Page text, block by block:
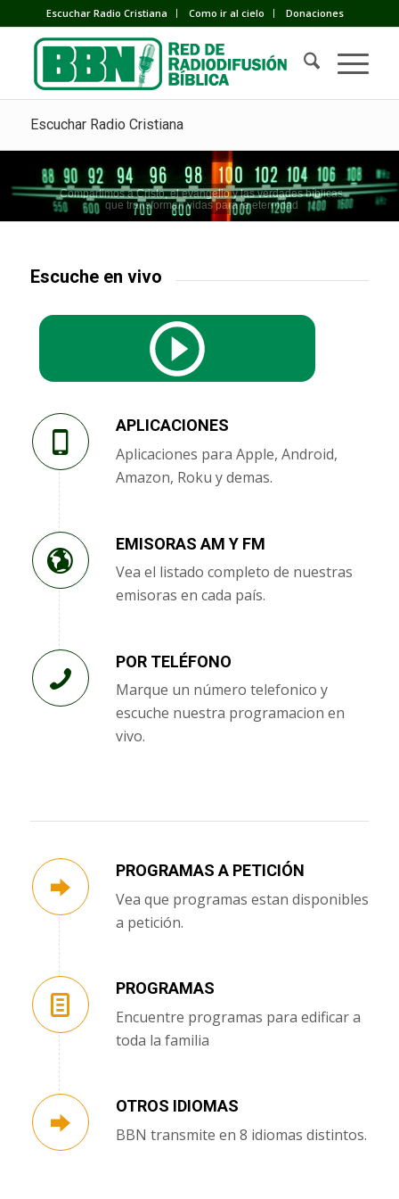
Escuchar Radio Cristiana Como ir al cielo Donaciones
Escuchar Radio Cristiana
Compartimos a Cristo, el evangelio y las verdades bíblicas
que transforman vidas para la eternidad
Escuche en vivo
APLICACIONES
Aplicaciones para Apple, Android,
Amazon, Roku y demas.
EMISORAS AM Y FM
Vea el listado completo de nuestras
emisoras en cada país.
POR TELÉFONO
Marque un número telefonico y
escuche nuestra programacion en
vivo.
PROGRAMAS A PETICIÓN
Vea que programas estan disponibles
a petición.
PROGRAMAS
Encuentre programas para edificar a
toda la familia
OTROS IDIOMAS
BBN transmite en 8 idiomas distintos.